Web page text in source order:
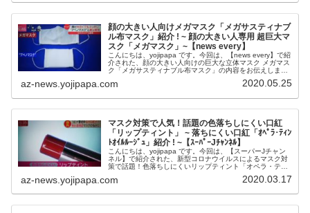
顔の大きい人向けメガマスク「メガサスティナブ
ル布マスク」紹介 ! ~ 顔の大きい人専用 超巨大マ
スク「メガマスク」~【news every】
こんにちは、yojipapa です。今回は、【news every】で紹
介された、顔の大きい人向けの巨大な立体マスク メガマス
ク「メガサスティナブル布マスク」の内容をお伝えしま
日...
az-news.yojipapa.com 2020.05.25
マスク対策で人気！話題の色落ちしにくい口紅
「リップティント」 ~ 落ちにくい口紅「ｵﾍﾟﾗ･ﾃｨﾝ
ﾄｵｲﾙﾙｰｼﾞｭ」紹介 ! ~【ｽｰﾊﾟｰJﾁｬﾝﾈﾙ】
こんにちは、yojipapa です。今回は、【スーパーJチャン
ネル】で紹介された、新型コロナウイルスによるマスク対
策で話題！色落ちしにくいリップティント「オペラ・ティ
パーJチャンネル出演者...
az-news.yojipapa.com 2020.03.17